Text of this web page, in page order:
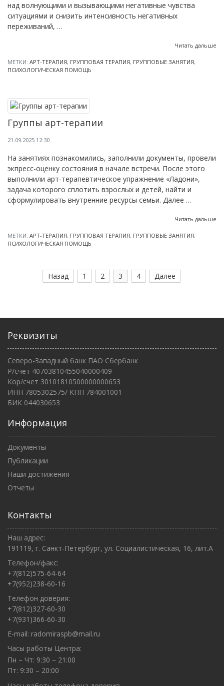
над волнующими и вызывающими негативные чувства
ситуациями и снизить интенсивность негативных
переживаний, …
Читать дальше
МЕТКИ: АРТ-ТЕРАПИЯ, ГРУППОВАЯ ТЕРАПИЯ, ГРУППОВЫЕ ЗАНЯТИЯ,
ПСИХОЛОГИЧЕСКАЯ ПОМОЩЬ
Группы арт-терапии
21.09.2025 12:30
На занятиях познакомились, заполнили документы, провели
экпресс-оценку состояния в начале встречи. После этого
выполнили арт-терапевтическое упражнение «Ладони»,
задача которого сплотить взрослых и детей, найти и
сформулировать внутренние ресурсы семьи. Далее …
Читать дальше
МЕТКИ: АРТ-ТЕРАПИЯ, ГРУППОВАЯ ТЕРАПИЯ, ГРУППОВЫЕ ЗАНЯТИЯ,
ПСИХОЛОГИЧЕСКАЯ ПОМОЩЬ
Назад 1 2 3 4 Далее
Реквизиты
Северо-Западный банк ПАО Сбербанк
Р/счет 40703810455040000409
Кор/счет 30101810500000000653
ИНН 7805302575/ КПП 784001001
БИК 044030653
Информация
Документы
Публикации
Наши достижения
Отчеты
Контакты
Наш адрес:
191119, г. Санкт-Петербург, ул. Социалистическая, 16, лит.А
Телефон/факс:
+7(812)575-64-64
+7(952)238-60-16
Телефон доверия:
+7(812)327-60-30
+7(931)366-60-30
E-mail: radomiraspb@mail.ru
Часы работы Центра:
Пн – Чт: 9:30 – 21:00
Пт: 9:30 – 20:00